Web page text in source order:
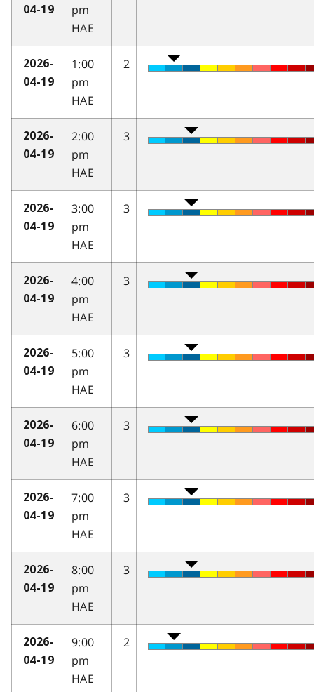
04-19
pm
HAE
2026-
04-19
1:00
pm
HAE
2
2026-
04-19
2:00
pm
HAE
3
2026-
04-19
3:00
pm
HAE
3
2026-
04-19
4:00
pm
HAE
3
2026-
04-19
5:00
pm
HAE
3
2026-
04-19
6:00
pm
HAE
3
2026-
04-19
7:00
pm
HAE
3
2026-
04-19
8:00
pm
HAE
3
2026-
04-19
9:00
pm
HAE
2